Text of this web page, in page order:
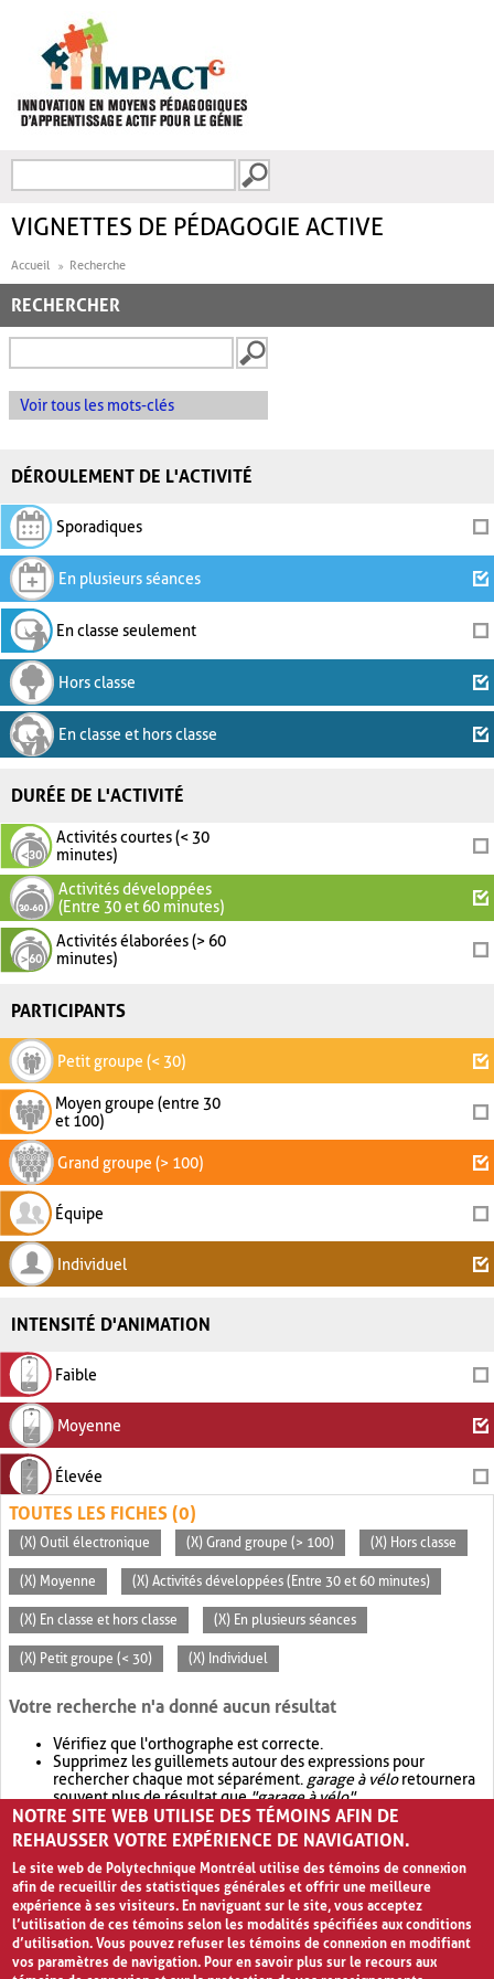
FORMULAIRE DE
VIGNETTES DE PÉDAGOGIE ACTIVE
Accueil Recherche
RECHERCHER
Voir tous les mots-clés
DÉROULEMENT DE L'ACTIVITÉ
Sporadiques
En plusieurs séances
En classe seulement
Hors classe
En classe et hors classe
DURÉE DE L'ACTIVITÉ
Activités courtes (< 30
minutes)
Activités développées
(Entre 30 et 60 minutes)
Activités élaborées (> 60
minutes)
PARTICIPANTS
Petit groupe (< 30)
Moyen groupe (entre 30
et 100)
Grand groupe (> 100)
Équipe
Individuel
INTENSITÉ D'ANIMATION
Faible
Moyenne
Élevée
TOUTES LES FICHES (0)
(X) Outil électronique (X) Grand groupe (> 100) (X) Hors classe
(X) Moyenne (X) Activités développées (Entre 30 et 60 minutes)
(X) En classe et hors classe (X) En plusieurs séances
(X) Petit groupe (< 30) (X) Individuel
Votre recherche n'a donné aucun résultat
Vérifiez que l'orthographe est correcte.
Supprimez les guillemets autour des expressions pour
rechercher chaque mot séparément. garage à véloretournera
souvent plus de résultat que"garage à vélo".
Envisagez d'élargir votre recherche avec OR.garage OR vélo
retournera souvent plus de résultat quegarage à vélo
NOTRE SITE WEB UTILISE DES TÉMOINS AFIN DE
REHAUSSER VOTRE EXPÉRIENCE DE NAVIGATION.
Le site web de Polytechnique Montréal utilise des témoins de connexion
afin de recueillir des statistiques générales et offrir une meilleure
expérience à ses visiteurs. En naviguant sur le site, vous acceptez
l’utilisation de ces témoins selon les modalités spécifiées aux conditions
d’utilisation. Vous pouvez refuser les témoins de connexion en modifiant
vos paramètres de navigation. Pour en savoir plus sur le recours aux